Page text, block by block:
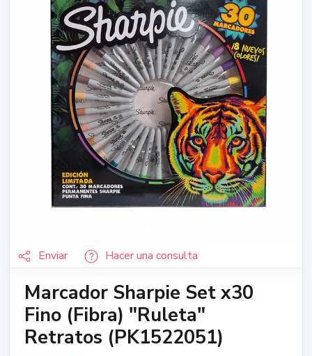
Enviar Hacer una consulta
Marcador Sharpie Set x30
Fino (Fibra) "Ruleta"
Retratos (PK1522051)